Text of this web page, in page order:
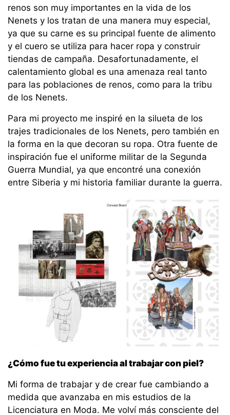
renos son muy importantes en la vida de los
Nenets y los tratan de una manera muy especial,
ya que su carne es su principal fuente de alimento
y el cuero se utiliza para hacer ropa y construir
tiendas de campaña. Desafortunadamente, el
calentamiento global es una amenaza real tanto
para las poblaciones de renos, como para la tribu
de los Nenets.
Para mi proyecto me inspiré en la silueta de los
trajes tradicionales de los Nenets, pero también en
la forma en la que decoran su ropa. Otra fuente de
inspiración fue el uniforme militar de la Segunda
Guerra Mundial, ya que encontré una conexión
entre Siberia y mi historia familiar durante la guerra.
¿Cómo fue tu experiencia al trabajar con piel?
Mi forma de trabajar y de crear fue cambiando a
medida que avanzaba en mis estudios de la
Licenciatura en Moda. Me volví más consciente del